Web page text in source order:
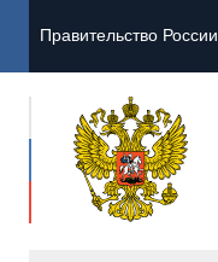
Правительство России